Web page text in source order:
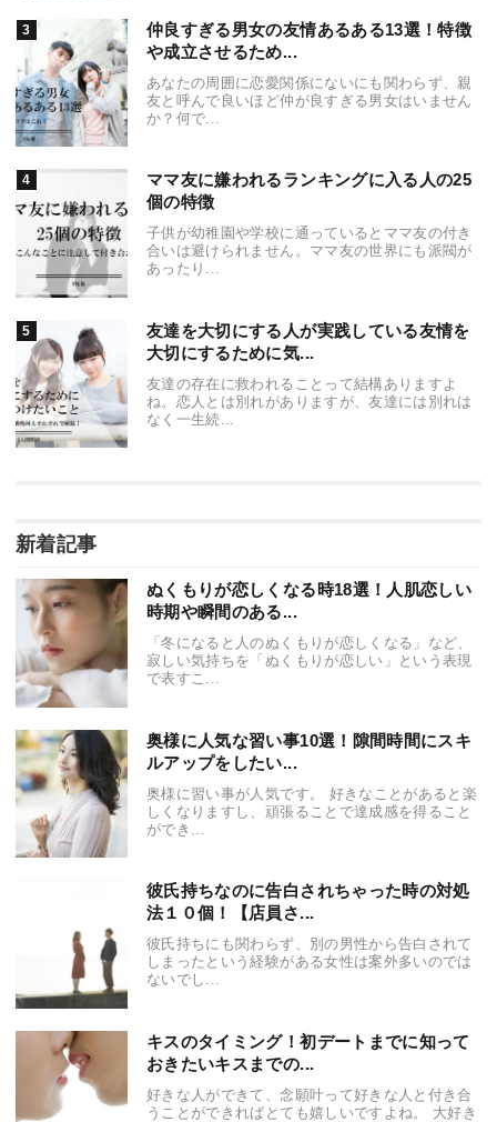
仲良すぎる男女の友情あるある13選！特徴
や成立させるため...
あなたの周囲に恋愛関係にないにも関わらず、親
友と呼んで良いほど仲が良すぎる男女はいません
か？何で...
ママ友に嫌われるランキングに入る人の25
個の特徴
子供が幼稚園や学校に通っているとママ友の付き
合いは避けられません。ママ友の世界にも派閥が
あったり...
友達を大切にする人が実践している友情を
大切にするために気...
友達の存在に救われることって結構ありますよ
ね。恋人とは別れがありますが、友達には別れは
なく一生続...
新着記事
ぬくもりが恋しくなる時18選！人肌恋しい
時期や瞬間のある...
「冬になると人のぬくもりが恋しくなる」など、
寂しい気持ちを「ぬくもりが恋しい」という表現
で表すこ...
奥様に人気な習い事10選！隙間時間にスキ
ルアップをしたい...
奥様に習い事が人気です。 好きなことがあると楽
しくなりますし、頑張ることで達成感を得ること
ができ...
彼氏持ちなのに告白されちゃった時の対処
法１０個！【店員さ...
彼氏持ちにも関わらず、別の男性から告白されて
しまったという経験がある女性は案外多いのでは
ないでし...
キスのタイミング！初デートまでに知って
おきたいキスまでの...
好きな人ができて、念願叶って好きな人と付き合
うことができればとても嬉しいですよね。 大好き